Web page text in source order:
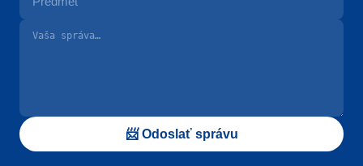
📨 Odoslať správu